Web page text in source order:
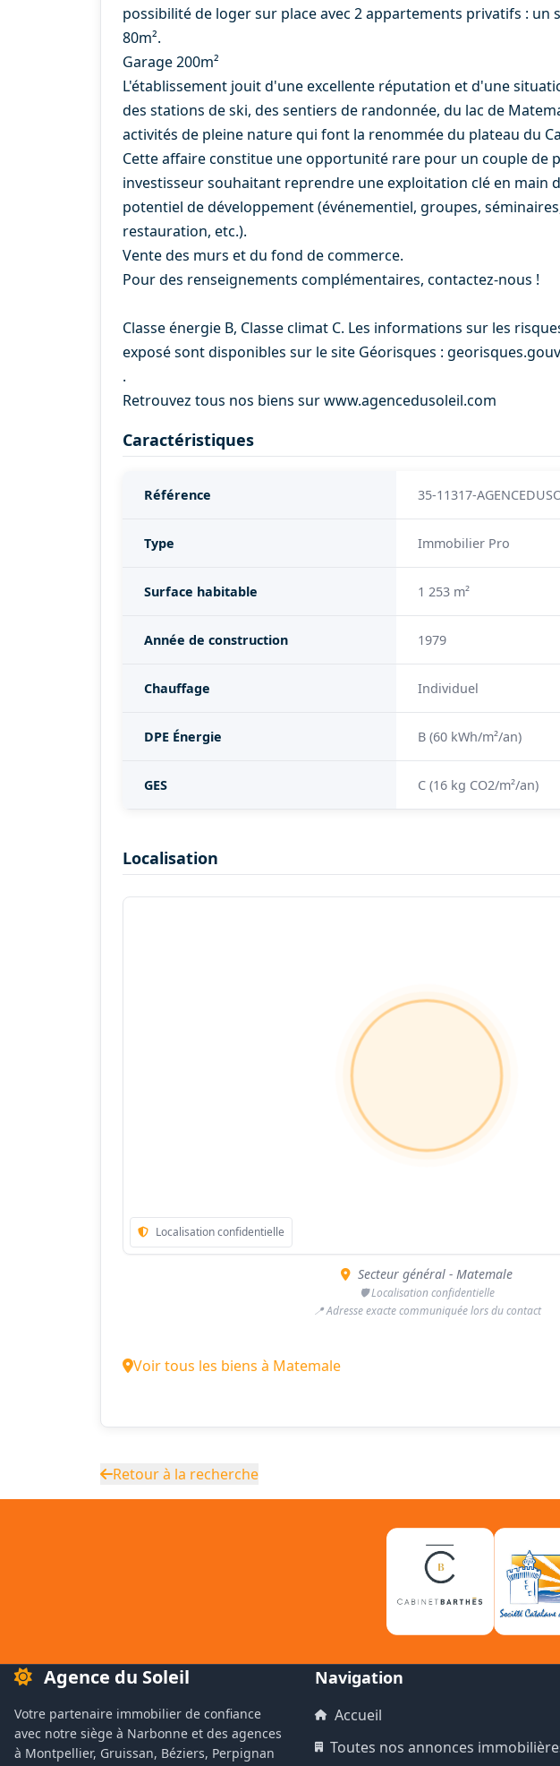
possibilité de loger sur place avec 2 appartements privatifs : un
80m².
Garage 200m²
L'établissement jouit d'une excellente réputation et d'une
des stations de ski, des sentiers de randonnée, du lac de
activités de pleine nature qui font la renommée du plateau du
Cette affaire constitue une opportunité rare pour un couple de
investisseur souhaitant reprendre une exploitation clé en main
potentiel de développement (événementiel, groupes,
restauration, etc.).
Vente des murs et du fond de commerce.
Pour des renseignements complémentaires, contactez-nous !
Classe énergie B, Classe climat C. Les informations sur les
exposé sont disponibles sur le site Géorisques :
.
Retrouvez tous nos biens sur www.agencedusoleil.com
Caractéristiques
Référence 35-11317-
Type Immobilier Pro
Surface habitable 1 253 m²
Année de construction 1979
Chauffage Individuel
DPE Énergie B (60 kWh/m²/an)
GES C (16 kg CO2/m²/an)
Localisation
Localisation confidentielle
Secteur général - Matemale
🛡️ Localisation confidentielle
📍 Adresse exacte communiquée lors du contact
Voir tous les biens à Matemale
Retour à la recherche
Agence du Soleil
Votre partenaire immobilier de confiance
avec notre siège à Narbonne et des agences
à Montpellier, Gruissan, Béziers, Perpignan
Navigation
Accueil
Toutes nos annonces